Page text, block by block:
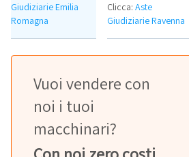
Giudiziarie Emilia
Romagna
Clicca:Aste
Giudiziarie Ravenna
Vuoi vendere con
noi i tuoi
macchinari?